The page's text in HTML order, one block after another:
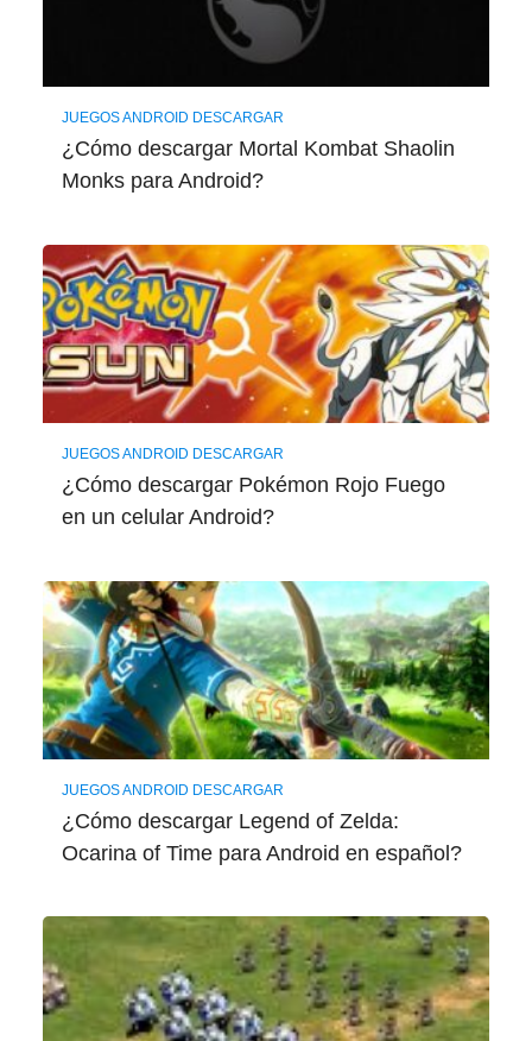
JUEGOS ANDROID DESCARGAR
¿Cómo descargar Mortal Kombat Shaolin
Monks para Android?
JUEGOS ANDROID DESCARGAR
¿Cómo descargar Pokémon Rojo Fuego
en un celular Android?
JUEGOS ANDROID DESCARGAR
¿Cómo descargar Legend of Zelda:
Ocarina of Time para Android en español?